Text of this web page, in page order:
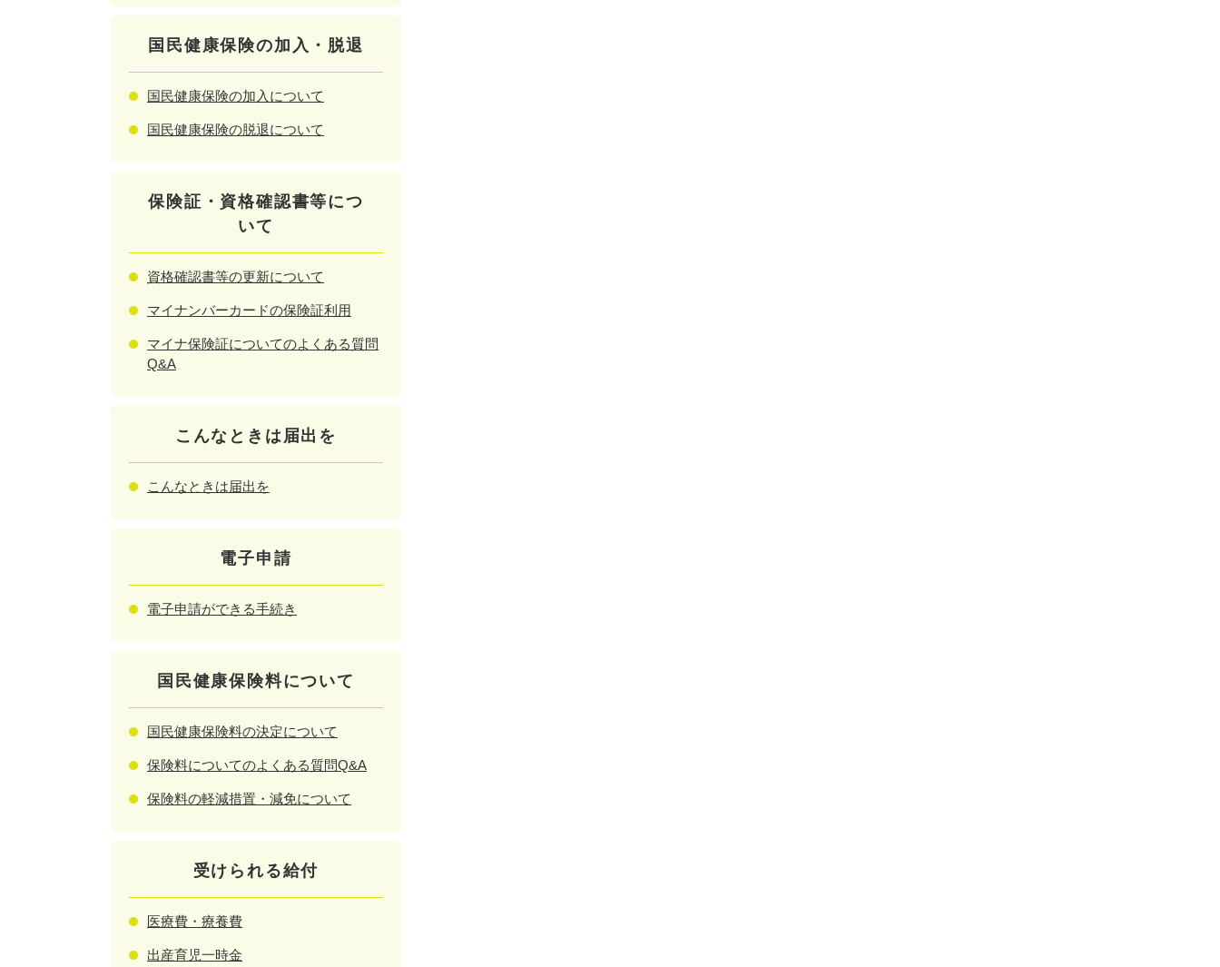
国民健康保険の加入・脱退
国民健康保険の加入について
国民健康保険の脱退について
保険証・資格確認書等につ
いて
資格確認書等の更新について
マイナンバーカードの保険証利用
マイナ保険証についてのよくある質問
Q&A
こんなときは届出を
こんなときは届出を
電子申請
電子申請ができる手続き
国民健康保険料について
国民健康保険料の決定について
保険料についてのよくある質問Q&A
保険料の軽減措置・減免について
受けられる給付
医療費・療養費
出産育児一時金